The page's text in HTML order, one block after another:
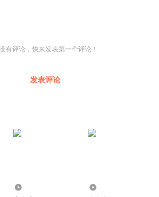
有评论，快来发表第一个评论！
发表评论